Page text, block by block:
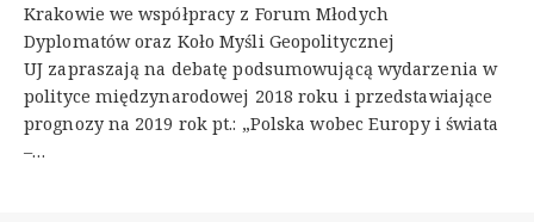
Krakowie we współpracy z Forum Młodych
Dyplomatów oraz Koło Myśli Geopolitycznej
UJ zapraszają na debatę podsumowującą wydarzenia w
polityce międzynarodowej 2018 roku i przedstawiające
prognozy na 2019 rok pt.: „Polska wobec Europy i świata
–…